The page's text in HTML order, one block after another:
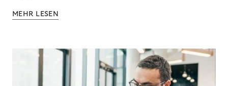
MEHR LESEN